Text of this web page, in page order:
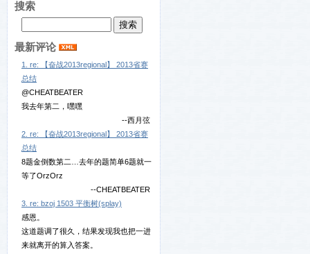
搜索
最新评论
1. re: 【奋战2013regional】 2013省赛
总结
@CHEATBEATER
我去年第二，嘿嘿
--西月弦
2. re: 【奋战2013regional】 2013省赛
总结
8题金倒数第二…去年的题简单6题就一
等了OrzOrz
--CHEATBEATER
3. re: bzoj 1503 平衡树(splay)
感恩。
这道题调了很久，结果发现我也把一进
来就离开的算入答案。